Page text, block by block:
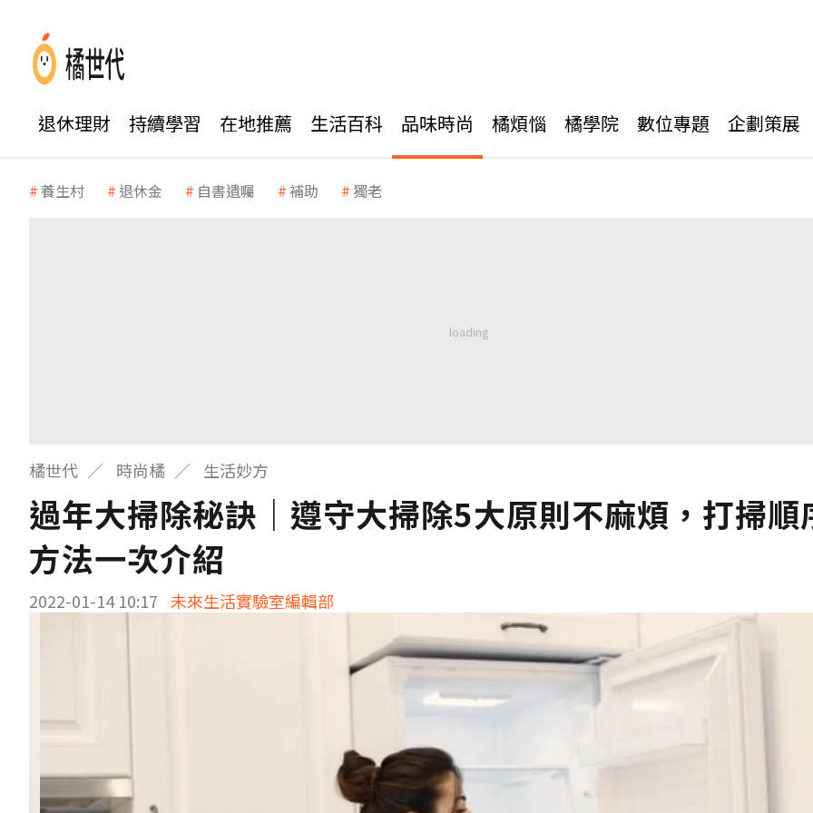
退休理財 持續學習 在地推薦 生活百科 品味時尚 橘煩惱 橘學院 數位專題 企劃策展
養生村 退休金 自書遺囑 補助 獨老
橘世代 時尚橘 生活妙方
過年大掃除秘訣｜遵守大掃除5大原則不麻煩，打掃順
方法一次介紹
2022-01-14 10:17 未來生活實驗室編輯部